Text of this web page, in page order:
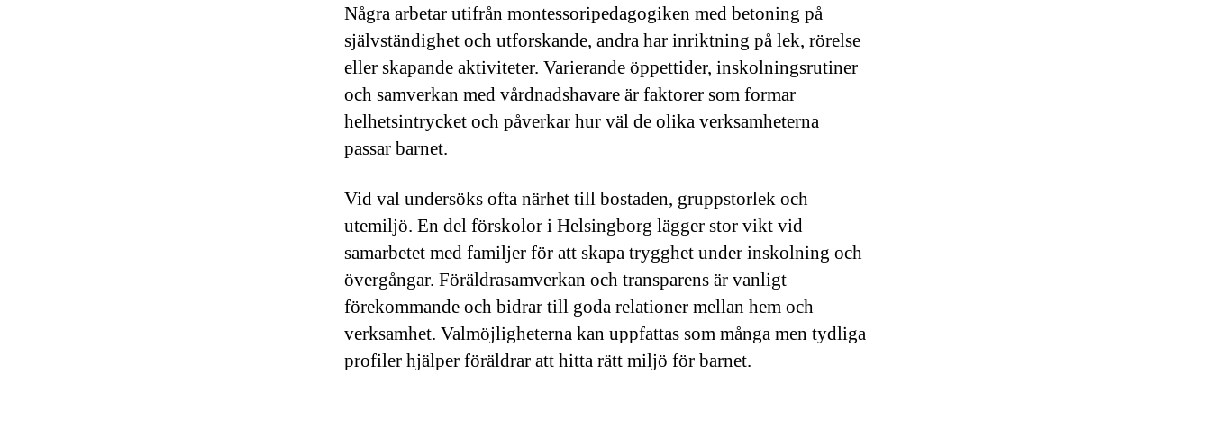
Några arbetar utifrån montessoripedagogiken med betoning på
självständighet och utforskande, andra har inriktning på lek, rörelse
eller skapande aktiviteter. Varierande öppettider, inskolningsrutiner
och samverkan med vårdnadshavare är faktorer som formar
helhetsintrycket och påverkar hur väl de olika verksamheterna
passar barnet.
Vid val undersöks ofta närhet till bostaden, gruppstorlek och
utemiljö. En del förskolor i Helsingborg lägger stor vikt vid
samarbetet med familjer för att skapa trygghet under inskolning och
övergångar. Föräldrasamverkan och transparens är vanligt
förekommande och bidrar till goda relationer mellan hem och
verksamhet. Valmöjligheterna kan uppfattas som många men tydliga
profiler hjälper föräldrar att hitta rätt miljö för barnet.